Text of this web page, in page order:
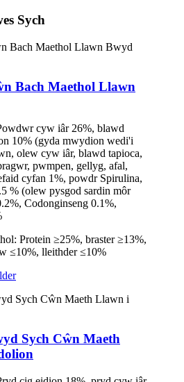
Sych
Bach Maethol Llawn
cyw iâr 26%, blawd
10% (gyda mwydion wedi'i
olew cyw iâr, blawd tapioca,
pwmpen, gellyg, afal,
cyfan 1%, powdr Spirulina,
% (olew pysgod sardin môr
Codonginseng 0.1%,
Protein ≥25%, braster ≥13%,
≤10%, lleithder ≤10%
Sych Cŵn Maeth